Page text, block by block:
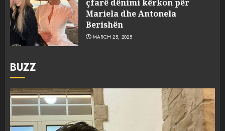
çfarë dënimi kërkon për
Mariela dhe Antonela
Berishën
MARCH 25, 2025
BUZZ